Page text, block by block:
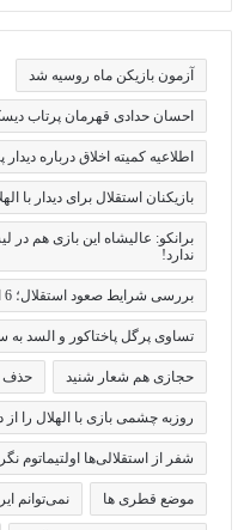
آزمون بازیکن ماه روسیه شد
احسان حدادی قهرمان پرتاب
اطلاعیه کمیته اخلاق درباره
بازیکنان استقلال برای دیدار با
برانکو: عالیشاه این بازی هم در
ندارد!
بررسی شرایط صعود استقلال؛ 6 امتیاز و بیشتر از 3 گل!
تساوی پرگل پاختاکور و السد
حجازی هم شعار شنید حذف
روزبه چشمی بازی با الهلال را
شفر از استقلالی‌ها اولتیماتوم
موضع قطری ها نمی‌توانم